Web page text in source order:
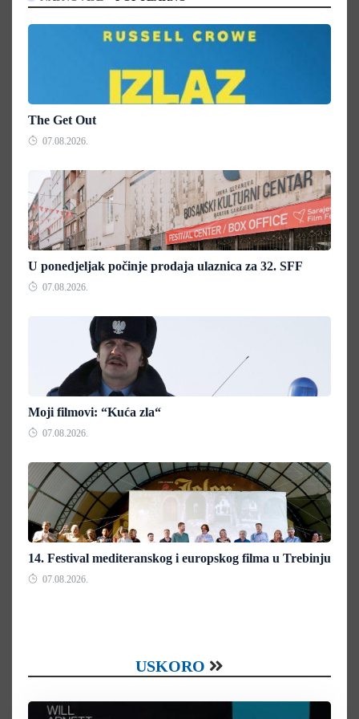
The Get Out
07.08.2026.
U ponedjeljak počinje prodaja ulaznica za 32. SFF
07.08.2026.
Moji filmovi: “Kuća zla“
07.08.2026.
14. Festival mediteranskog i europskog filma u Trebinju
07.08.2026.
USKORO